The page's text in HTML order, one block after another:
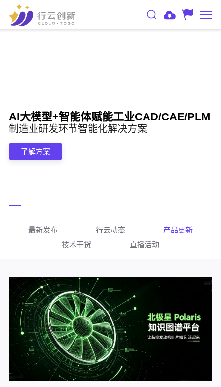
AI大模型+智能体赋能工业CAD/CAE/PLM
制造业研发环节智能化解决方案
了解方案
最新发布 行云动态
产品更新
技术干货
直播活动